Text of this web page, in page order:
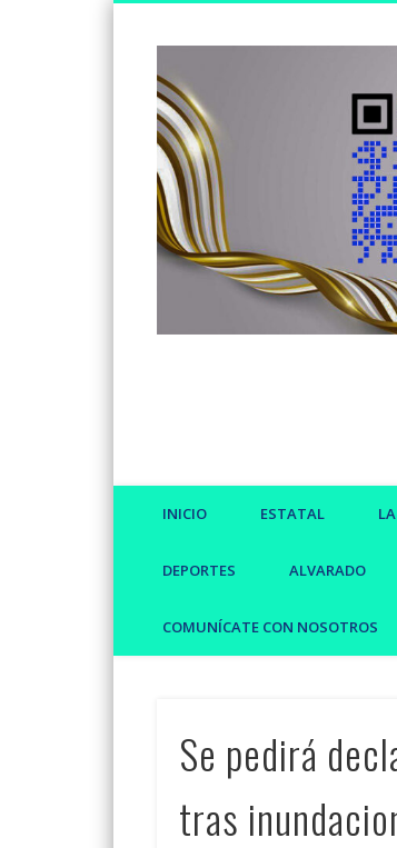
Somos un medio de información
INICIO ESTATAL
DEPORTES ALVARADO
COMUNÍCATE CON NOSOTROS
Se pedirá
tras